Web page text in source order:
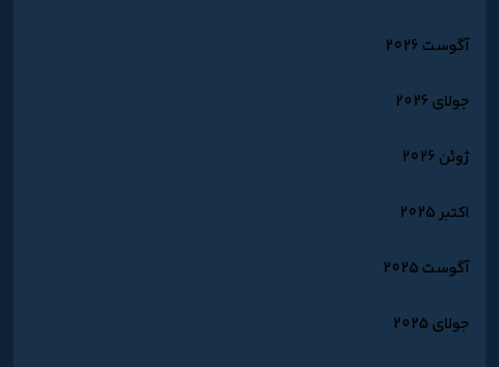
آگوست 2026
جولای 2026
ژوئن 2026
اکتبر 2025
آگوست 2025
جولای 2025